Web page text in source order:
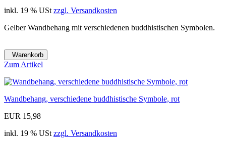
inkl. 19 % USt zzgl. Versandkosten
Gelber Wandbehang mit verschiedenen buddhistischen Symbolen.
Warenkorb
Zum Artikel
Wandbehang, verschiedene buddhistische Symbole, rot
EUR 15,98
inkl. 19 % USt zzgl. Versandkosten